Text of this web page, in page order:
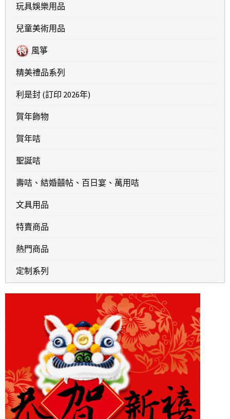
玩具娛樂用品
兒童美術用品
風箏
精美禮品系列
利是封 (訂印 2026年)
賀年飾物
賀年咭
聖誕咭
壽咭、結婚囍帖、百日宴、萬用咭
文具用品
特賣商品
熱門商品
定制系列